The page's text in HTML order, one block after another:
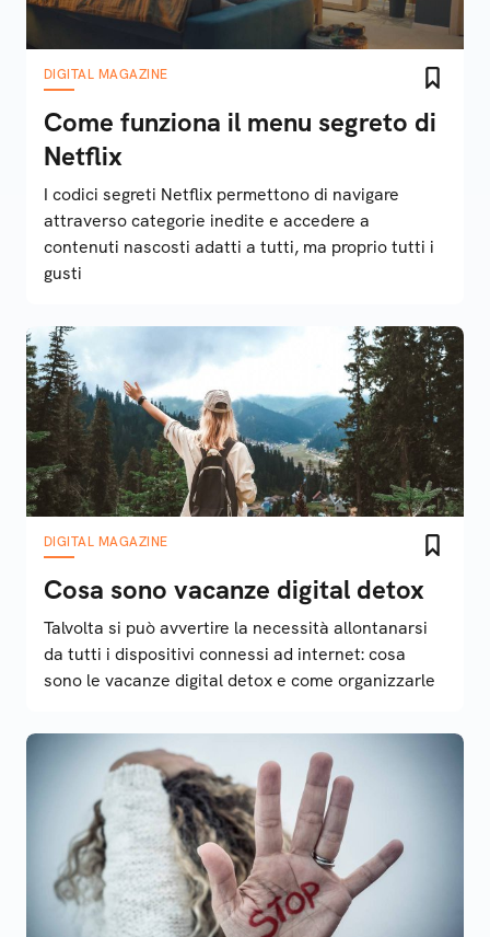
DIGITAL MAGAZINE
Come funziona il menu segreto di
Netflix
I codici segreti Netflix permettono di navigare
attraverso categorie inedite e accedere a
contenuti nascosti adatti a tutti, ma proprio tutti i
gusti
DIGITAL MAGAZINE
Cosa sono vacanze digital detox
Talvolta si può avvertire la necessità allontanarsi
da tutti i dispositivi connessi ad internet: cosa
sono le vacanze digital detox e come organizzarle